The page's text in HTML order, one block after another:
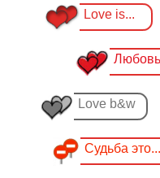
Love is...
Любовь
Love b&w
Судьба это...